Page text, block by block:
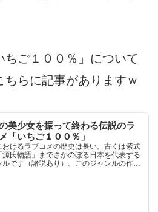
ちご１００％」について
らに記事がありますｗ
美少女を振って終わる伝説のラ
「いちご１００％」
おけるラブコメの歴史は長い。古くは紫式
源氏物語」までさかのぼる日本を代表する
ルです（諸説あり）。このジャンルの作品